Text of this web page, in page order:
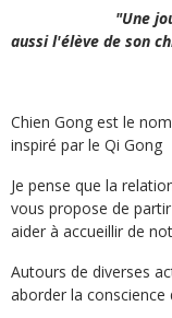
"Une
aussi l'élève de son
Chien Gong est le
inspiré par le Qi Gong
Je pense que la
vous propose de
aider à accueillir de
Autours de diverses
aborder la